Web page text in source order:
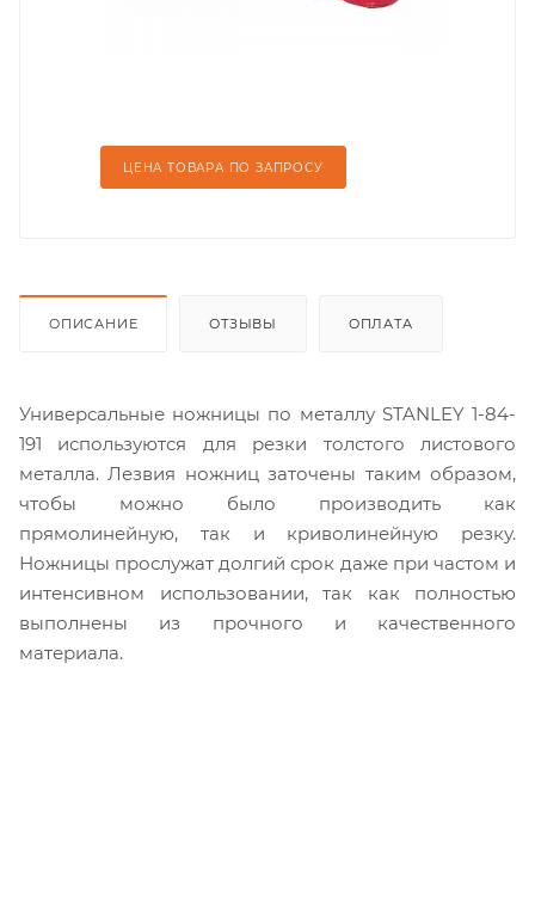
ЦЕНА ТОВАРА ПО ЗАПРОСУ
ОПИСАНИЕ ОТЗЫВЫ ОПЛАТА
Универсальные ножницы по металлу STANLEY 1-84-
191 используются для резки толстого листового
металла. Лезвия ножниц заточены таким образом,
чтобы можно было производить как
прямолинейную, так и криволинейную резку.
Ножницы прослужат долгий срок даже при частом и
интенсивном использовании, так как полностью
выполнены из прочного и качественного
материала.